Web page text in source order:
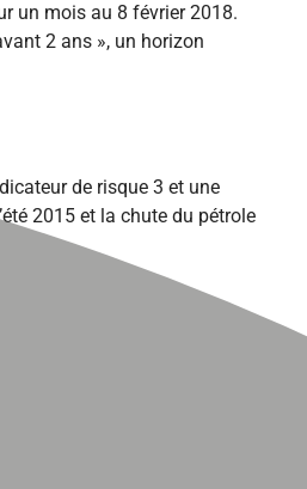
un mois au 8 février 2018.
2 ans », un horizon
de risque 3 et une
2015 et la chute du pétrole